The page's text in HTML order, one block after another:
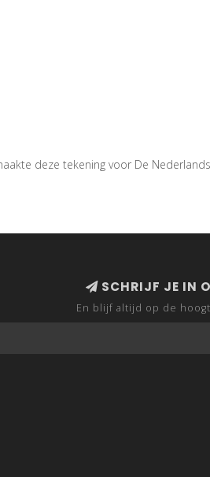
deze tekening voor De
SCHRIJF JE IN
En blijf altijd op de